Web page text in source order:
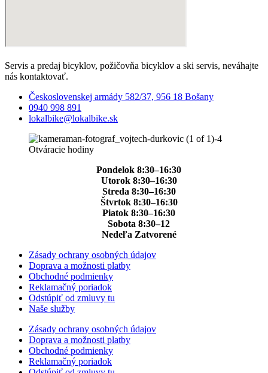
Servis a predaj bicyklov, požičovňa bicyklov a ski servis, neváhajte
nás kontaktovať.
Československej armády 582/37, 956 18 Bošany
0940 998 891
lokalbike@lokalbike.sk
Otváracie hodiny
Pondelok 8:30–16:30
Utorok 8:30–16:30
Streda 8:30–16:30
Štvrtok 8:30–16:30
Piatok 8:30–16:30
Sobota 8:30–12
Nedeľa Zatvorené
Zásady ochrany osobných údajov
Doprava a možnosti platby
Obchodné podmienky
Reklamačný poriadok
Odstúpiť od zmluvy tu
Naše služby
Zásady ochrany osobných údajov
Doprava a možnosti platby
Obchodné podmienky
Reklamačný poriadok